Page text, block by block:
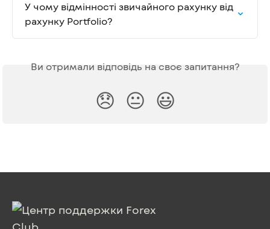
У чому відмінності звичайного рахунку від
рахунку Portfolio?
Ви отримали відповідь на своє запитання?
😞 😐 😃